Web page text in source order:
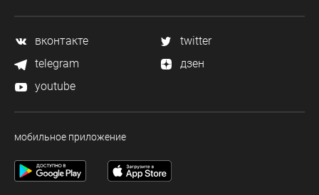
вконтакте
twitter
telegram
дзен
youtube
мобильное приложение